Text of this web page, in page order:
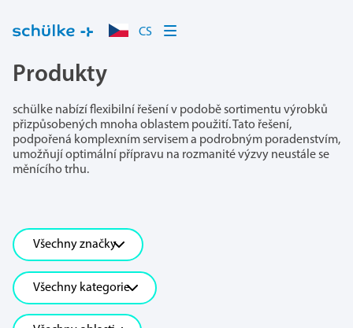
CS
Produkty
schülke nabízí flexibilní řešení v podobě sortimentu výrobků
přizpůsobených mnoha oblastem použití. Tato řešení,
podpořená komplexním servisem a podrobným poradenstvím,
umožňují optimální přípravu na rozmanité výzvy neustále se
měnícího trhu.